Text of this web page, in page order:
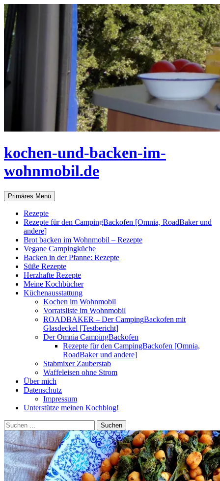
Zum
Inhalt
springen
kochen-und-backen-im-
wohnmobil.de
Suchen
Primäres Menü
Rezepte
Rezepte für den CampingBackofen [Omnia, RoadBaker und
andere]
Brot backen im Wohnmobil – Rezepte
Vegane Campingküche
Backen in der Pfanne: Rezepte
Süße Rezepte
Herzhafte Rezepte
Meine Kochbücher
Küchenausstattung
Kochen im Wohnmobil
Vorratsliste im Wohnmobil
ROADBAKER – Der CampingBackofen mit
Glasdeckel [Testbericht]
Der Omnia CampingBackofen
Rezepte für den CampingBackofen [Omnia,
RoadBaker und andere]
Stabmixer Zauberstab
Waffeleisen ohne Strom
Über mich
Datenschutz
Impressum
Unterstütze meinen Kochblog!
Suchen
nach: